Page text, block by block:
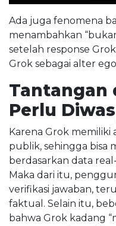
Ada juga fenomena
menambahkan
setelah response
Grok sebagai alter
Tantangan
Perlu
Karena Grok memiliki
publik, sehingga bisa
berdasarkan data
Maka dari itu,
verifikasi jawaban,
faktual. Selain itu,
bahwa Grok kadang